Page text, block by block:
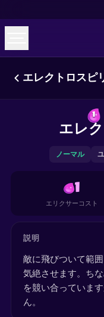
エレクトロスピ
1
エレ
ノーマル
1
エリクサーコスト
説明
敵に飛びついて範
気絶させます。ち
を競い合っていま
ん。
Deck Builder
About
This content is not
. See our